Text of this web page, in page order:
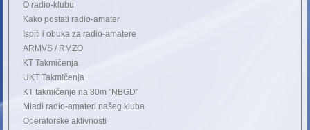
O radio-klubu
Kako postati radio-amater
Ispiti i obuka za radio-amatere
ARMVS / RMZO
KT Takmičenja
UKT Takmičenja
KT takmičenje na 80m "NBGD"
Mladi radio-amateri našeg kluba
Operatorske aktivnosti